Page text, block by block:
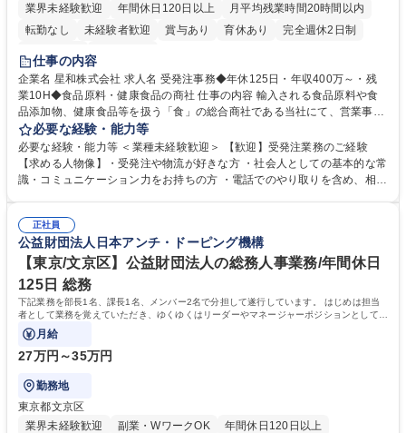
業界未経験歓迎
年間休日120日以上
月平均残業時間20時間以内
転勤なし
未経験者歓迎 賞与あり 育休あり
完全週休2日制
交通費支給
仕事の内容
企業名 星和株式会社 求人名 受発注事務◆年休125日・年収400万～・残
業10H◆食品原料・健康食品の商社 仕事の内容 輸入される食品原料や食
品添加物、健康食品等を扱う「食」の総合商社である当社にて、営業事務
として営業サポートや書類作成、データ入力、電話対応などの業務をお任
せします。 ・受注／出荷指示／売上管理／仕入管理／在庫管理／お客様や
倉庫と電話確認など、販売に関わる事務、営業サポートをお願いします。
・入社後は商品について覚えることから始め、先輩社員OJTと共に業務を
万～・残業10H◆食品原料・健康食品の商社
必要な経験・能力等
必要な経験・能力等 ＜業種未経験歓迎＞ 【歓迎】受発注業務のご経験
【求める人物像】・受発注や物流が好きな方 ・社会人としての基本的な常
識・コミュニケーション力をお持ちの方 ・電話でのやり取りを含め、相手
演算ができる方 ・業務ルールや指示を理解し、行動できる方 学歴・資格
学歴：大学院 大学 短大 語学力： 資格：
正社員
公益財団法人日本アンチ・ドーピング機構
【東京/文京区】公益財団法人の総務人事業務/年間休日
125日 総務
下記業務を部長1名、課長1名、メンバー2名で分担して遂行しています。 はじめは担当
者として業務を覚えていただき、ゆくゆくはリーダーやマネージャーポジションとして活
躍いただくことを期待しています。
月給
27万円～35万円
勤務地
東京都文京区
業界未経験歓迎
副業・WワークOK
年間休日120日以上